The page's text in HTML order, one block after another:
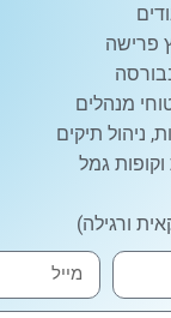
פרישה
מנהלים
ניהול תיקים
גמל
ורגילה)